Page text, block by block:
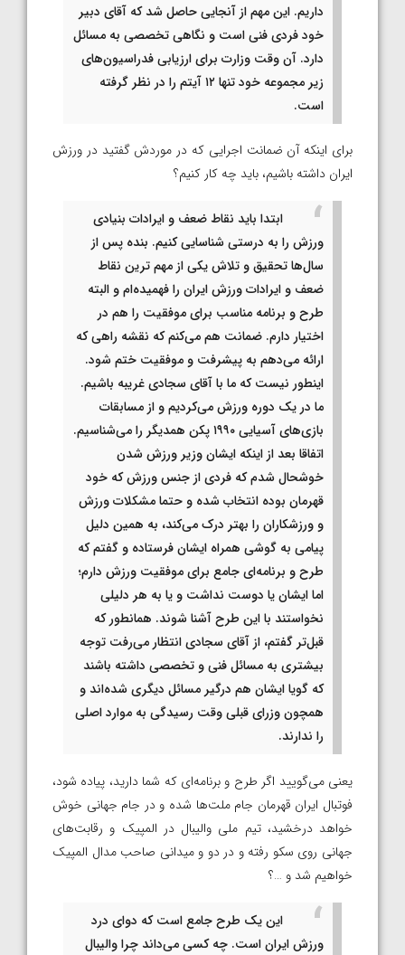
داریم. این مهم از آنجایی حاصل شد که آقای دبیر
خود فردی فنی است و نگاهی تخصصی به مسائل
دارد. آن وقت وزارت برای ارزیابی فدراسیون‌های
زیر مجموعه خود تنها ۱۲ آیتم را در نظر گرفته
است.
برای اینکه آن ضمانت اجرایی که در موردش گفتید در ورزش
ایران داشته باشیم، باید چه کار کنیم؟
ابتدا باید نقاط ضعف و ایرادات بنیادی
ورزش را به درستی شناسایی کنیم. بنده پس از
سال‌ها تحقیق و تلاش یکی از مهم ترین نقاط
ضعف و ایرادات ورزش ایران را فهمیده‌ام و البته
طرح و برنامه مناسب برای موفقیت را هم در
اختیار دارم. ضمانت هم می‌کنم که نقشه راهی که
ارائه می‌دهم به پیشرفت و موفقیت ختم شود.
اینطور نیست که ما با آقای سجادی غریبه باشیم.
ما در یک دوره ورزش می‌کردیم و از مسابقات
بازی‌های آسیایی ۱۹۹۰ پکن همدیگر را می‌شناسیم.
اتفاقا بعد از اینکه ایشان وزیر ورزش شدن
خوشحال شدم که فردی از جنس ورزش که خود
قهرمان بوده انتخاب شده و حتما مشکلات ورزش
و ورزشکاران را بهتر درک می‌کند، به همین دلیل
پیامی به گوشی همراه ایشان فرستاده و گفتم که
طرح و برنامه‌ای جامع برای موفقیت ورزش دارم؛
اما ایشان یا دوست نداشت و یا به هر دلیلی
نخواستند با این طرح آشنا شوند. همانطور که
قبل‌تر گفتم، از آقای سجادی انتظار می‌رفت توجه
بیشتری به مسائل فنی و تخصصی داشته باشند
که گویا ایشان هم درگیر مسائل دیگری شده‌اند و
همچون وزرای قبلی وقت رسیدگی به موارد اصلی
را ندارند.
یعنی می‌گویید اگر طرح و برنامه‌ای که شما دارید، پیاده شود،
فوتبال ایران قهرمان جام ملت‌ها شده و در جام جهانی خوش
خواهد درخشید، تیم ملی والیبال در المپیک و رقابت‌های
جهانی روی سکو رفته و در دو و میدانی صاحب مدال المپیک
خواهیم شد و …؟
این یک طرح جامع است که دوای درد
ورزش ایران است. چه کسی می‌داند چرا والیبال